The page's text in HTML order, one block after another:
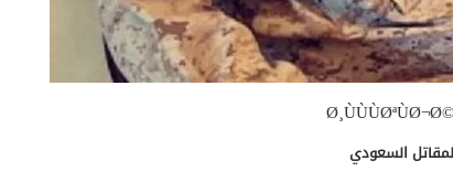
السعودي